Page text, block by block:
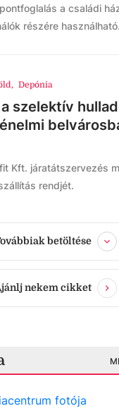
a családi
részére használható.
, Depónia
szelektív
Kft. járatátszervezés
rendjét.
betöltése
nekem cikket